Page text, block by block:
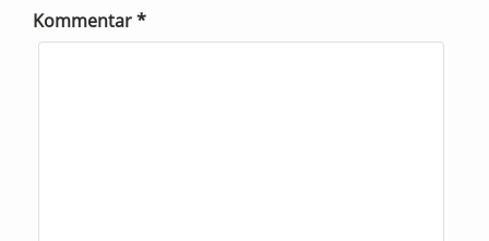
Kommentar*